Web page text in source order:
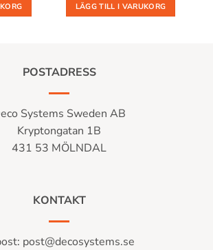
LÄGG TILL I VARUKORG
POSTADRESS
Systems Sweden AB
Kryptongatan 1B
431 53 MÖLNDAL
KONTAKT
post@decosystems.se